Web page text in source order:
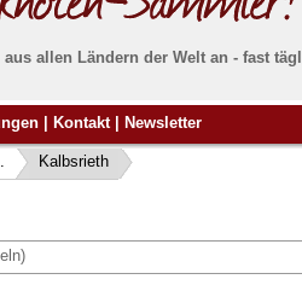
allen Ländern der Welt an - fast
auch ins Ausland, werden
Sie habenkein Risiko
verloren geht oder beschädigt
Sie
Kontakt Newsletter
Kalbsrieth